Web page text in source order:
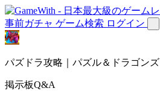
事前ガチャ ゲーム検索 ログイン
パズドラ攻略｜パズル＆ドラゴンズ
掲示板Q&A